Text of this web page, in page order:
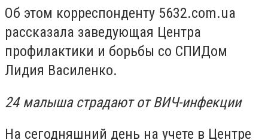
Об этом корреспонденту 5632.com.ua
рассказала заведующая Центра
профилактики и борьбы со СПИДом
Лидия Василенко.
24 малыша страдают от ВИЧ-инфекции
На сегодняшний день на учете в Центре